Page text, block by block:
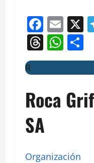
X
Threads
R
Roca
SA
Organización